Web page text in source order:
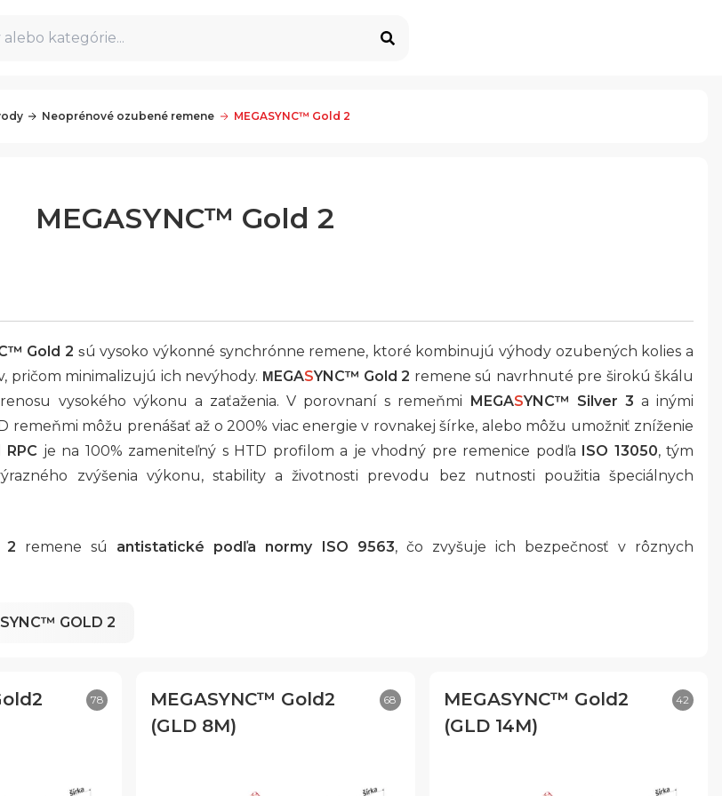
kategórie...
Neoprénové ozubené remene MEGASYNC™ Gold 2
MEGASYNC™ Gold 2
Gold 2 sú vysoko výkonné synchrónne remene, ktoré kombinujú výhody ozubených kolies a
pričom minimalizujú ich nevýhody. M EGASYNC™ Gold 2 remene sú navrhnuté pre širokú škálu
vysokého výkonu a zaťaženia. V porovnaní s remeňmi
MEGASYNC™ Silver 3 a inými
remeňmi môžu prenášať až o 200% viac energie v rovnakej šírke, alebo môžu umožniť zníženie
RPC je na 100% zameniteľný s HTD profilom a je vhodný pre remenice podľa ISO 13050, tým
zvýšenia výkonu, stability a životnosti prevodu bez nutnosti použitia špeciálnych
2 remene sú antistatické podľa normy ISO 9563, čo zvyšuje ich bezpečnosť v rôznych
GOLD 2
78
MEGASYNC™ Gold2
(GLD 8M)
68
MEGASYNC™ Gold2
(GLD 14M)
42